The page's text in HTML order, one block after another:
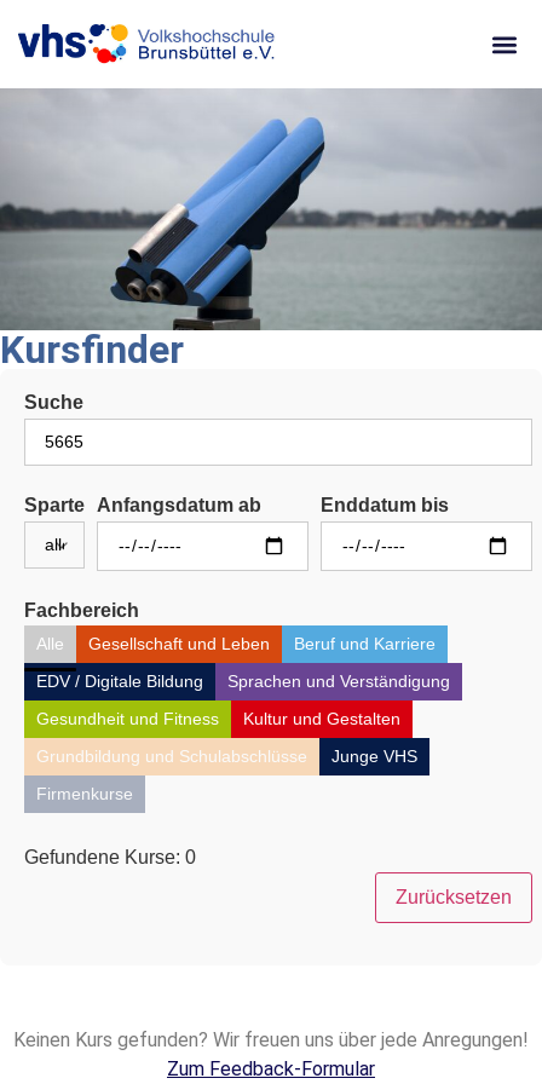
Kursfinder
Suche
Sparte Anfangsdatum ab Enddatum bis
Fachbereich
Alle Gesellschaft und Leben
Beruf und Karriere
EDV / Digitale Bildung
Sprachen und Verständigung
Gesundheit und Fitness
Kultur und Gestalten
Grundbildung und Schulabschlüsse
Junge VHS
Firmenkurse
Gefundene Kurse: 0
Zurücksetzen
Keinen Kurs gefunden? Wir freuen uns über jede Anregungen!
Zum Feedback-Formular